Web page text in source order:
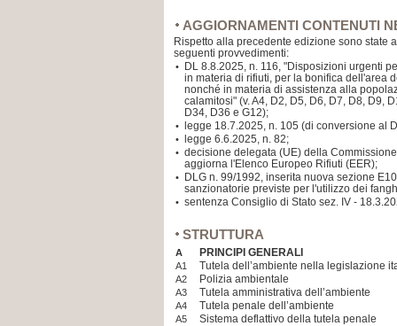
AGGIORNAMENTI CONTENUTI
Rispetto alla precedente edizione sono state
seguenti provvedimenti:
•
DL 8.8.2025, n. 116, "Disposizioni urgenti
in materia di rifiuti, per la bonifica dell'area
nonché in materia di assistenza alla
calamitosi" (v. A4, D2, D5, D6, D7, D8, D9,
D34, D36 e G12);
• legge 18.7.2025, n. 105 (di conversione al
• legge 6.6.2025, n. 82;
• decisione delegata (UE) della
aggiorna l'Elenco Europeo Rifiuti (EER);
•
DLG n. 99/1992, inserita nuova sezione
sanzionatorie previste per l'utilizzo dei
• sentenza Consiglio di Stato sez. IV -
STRUTTURA
A PRINCIPI GENERALI
A1 Tutela dell’ambiente nella legislazione
A2 Polizia ambientale
A3 Tutela amministrativa dell’ambiente
A4 Tutela penale dell’ambiente
A5 Sistema deflattivo della tutela penale